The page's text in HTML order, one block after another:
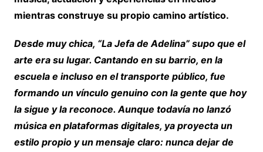
mientras construye su propio camino artístico.
Desde muy chica, “La Jefa de Adelina” supo que el
arte era su lugar. Cantando en su barrio, en la
escuela e incluso en el transporte público, fue
formando un vínculo genuino con la gente que hoy
la sigue y la reconoce. Aunque todavía no lanzó
música en plataformas digitales, ya proyecta un
estilo propio y un mensaje claro: nunca dejar de